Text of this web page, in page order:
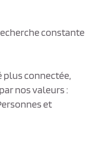
constante
plus connectée,
nos valeurs :
et